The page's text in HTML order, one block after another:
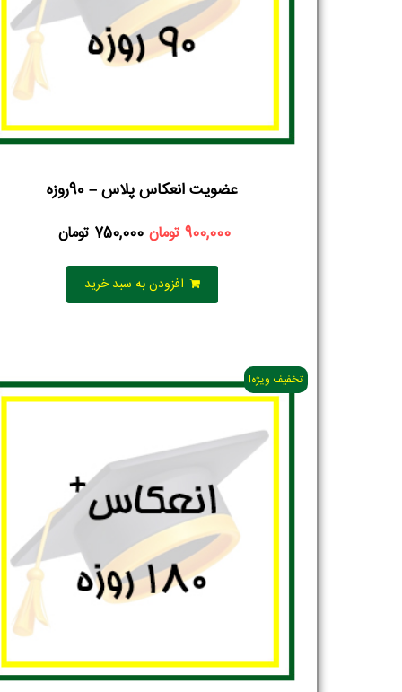
عضویت انعکاس پلاس – 90روزه
900,000تومان 750,000 تومان
افزودن به سبد خرید
تخفیف ویژه!